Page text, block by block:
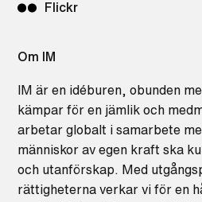
Flickr
Om IM
IM är en idéburen, obunden
kämpar för en jämlik och
arbetar globalt i samarbete
människor av egen kraft ska
och utanförskap. Med
rättigheterna verkar vi för en